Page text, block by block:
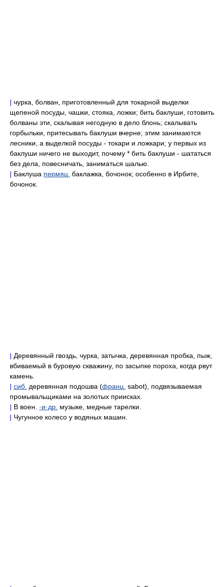
| чурка, болван, приготовленный для токарной выделки
щепеной посуды, чашки, стояка, ложки; бить баклуши, готовить
болваны эти, скалывая негодную в дело блонь; скалывать
горбыльки, притесывать баклуши вчерне; этим занимаются
лесники, а выделкой посуды - токари и ложкари; у первых из
баклуши ничего не выходит, почему * бить баклуши - шататься
без дела, повесничать, заниматься шалью.
| Баклуша пермяц. баклажка, бочонок; особенно в Ирбите,
бочонок.
| Деревянный гвоздь, чурка, затычка, деревянная пробка, пыж,
вбиваемый в буровую скважину, по засыпке пороха, когда рвут
камень.
| сиб. деревянная подошва (франц. sabot), подвязываемая
промывальщиками на золотых приисках.
| В воен. ·и·др. музыке, медные тарелки.
| Чугунное колесо у водяных машин.